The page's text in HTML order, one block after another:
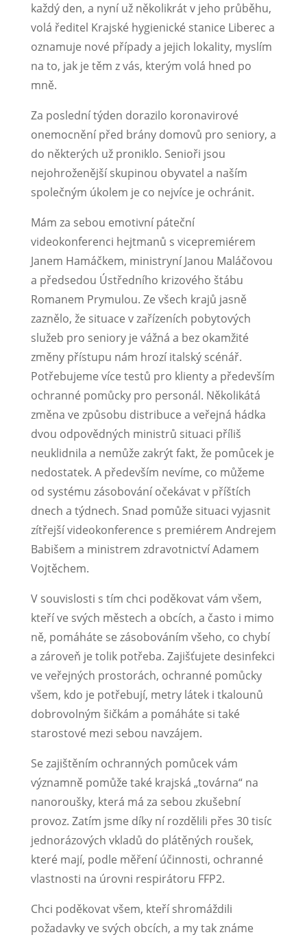
každý den, a nyní už několikrát v jeho průběhu,
volá ředitel Krajské hygienické stanice Liberec a
oznamuje nové případy a jejich lokality, myslím
na to, jak je těm z vás, kterým volá hned po
mně.
Za poslední týden dorazilo koronavirové
onemocnění před brány domovů pro seniory, a
do některých už proniklo. Senioři jsou
nejohroženější skupinou obyvatel a naším
společným úkolem je co nejvíce je ochránit.
Mám za sebou emotivní páteční
videokonferenci hejtmanů s vicepremiérem
Janem Hamáčkem, ministryní Janou Maláčovou
a předsedou Ústředního krizového štábu
Romanem Prymulou. Ze všech krajů jasně
zaznělo, že situace v zařízeních pobytových
služeb pro seniory je vážná a bez okamžité
změny přístupu nám hrozí italský scénář.
Potřebujeme více testů pro klienty a především
ochranné pomůcky pro personál. Několikátá
změna ve způsobu distribuce a veřejná hádka
dvou odpovědných ministrů situaci příliš
neuklidnila a nemůže zakrýt fakt, že pomůcek je
nedostatek. A především nevíme, co můžeme
od systému zásobování očekávat v příštích
dnech a týdnech. Snad pomůže situaci vyjasnit
zítřejší videokonference s premiérem Andrejem
Babišem a ministrem zdravotnictví Adamem
Vojtěchem.
V souvislosti s tím chci poděkovat vám všem,
kteří ve svých městech a obcích, a často i mimo
ně, pomáháte se zásobováním všeho, co chybí
a zároveň je tolik potřeba. Zajišťujete desinfekci
ve veřejných prostorách, ochranné pomůcky
všem, kdo je potřebují, metry látek i tkalounů
dobrovolným šičkám a pomáháte si také
starostové mezi sebou navzájem.
Se zajištěním ochranných pomůcek vám
významně pomůže také krajská „továrna“ na
nanoroušky, která má za sebou zkušební
provoz. Zatím jsme díky ní rozdělili přes 30 tisíc
jednorázových vkladů do plátěných roušek,
které mají, podle měření účinnosti, ochranné
vlastnosti na úrovni respirátoru FFP2.
Chci poděkovat všem, kteří shromáždili
požadavky ve svých obcích, a my tak známe